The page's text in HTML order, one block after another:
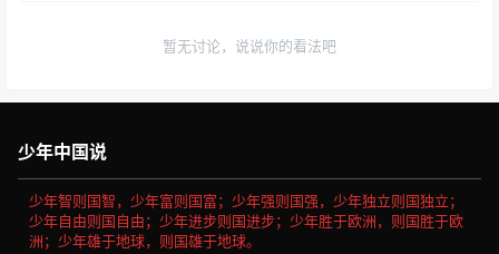
暂无讨论，说说你的看法吧
少年中国说
少年智则国智，少年富则国富；少年强则国强，少年独立则国独立；
少年自由则国自由；少年进步则国进步；少年胜于欧洲，则国胜于欧
洲；少年雄于地球，则国雄于地球。